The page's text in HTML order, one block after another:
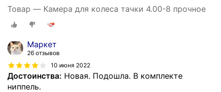
Товар — Камера для колеса тачки 4.00-8 прочное
Маркет
26 отзывов
10 июня 2022
Достоинства: Новая. Подошла. В комплекте
ниппель.